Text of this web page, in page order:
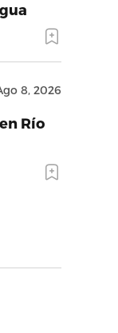
8, 2026
Río